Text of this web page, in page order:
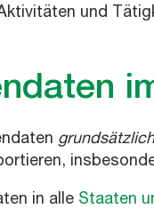
und
grundsätzlich
in alle Staaten